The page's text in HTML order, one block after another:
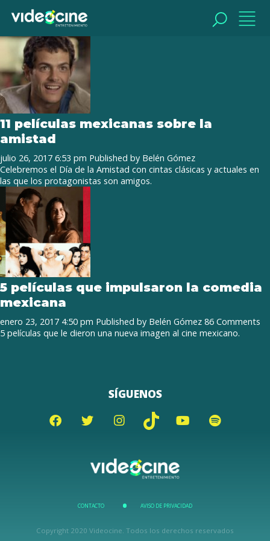
Tag Archive: Demián Bichir
11 películas mexicanas sobre la
amistad
julio 26, 2017 6:53 pm Published by Belén Gómez
Celebremos el Día de la Amistad con cintas clásicas y actuales en
las que los protagonistas son amigos.
5 películas que impulsaron la comedia
mexicana
enero 23, 2017 4:50 pm Published by Belén Gómez 86 Comments
5 películas que le dieron una nueva imagen al cine mexicano.
SÍGUENOS
CONTACTO AVISO DE PRIVACIDAD
Copyright 2020 Videocine. Todos los derechos reservados